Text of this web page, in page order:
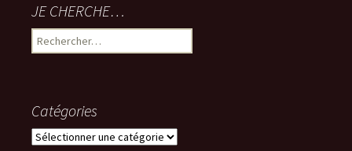
JE CHERCHE…
Rechercher :
Catégories
Catégories